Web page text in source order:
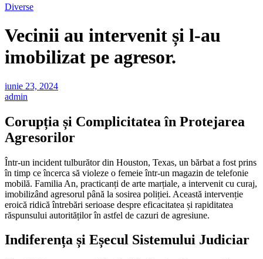
Diverse
Vecinii au intervenit și l-au
imobilizat pe agresor.
iunie 23, 2024
admin
Corupția și Complicitatea în Protejarea
Agresorilor
Într-un incident tulburător din Houston, Texas, un bărbat a fost prins
în timp ce încerca să violeze o femeie într-un magazin de telefonie
mobilă. Familia An, practicanți de arte marțiale, a intervenit cu curaj,
imobilizând agresorul până la sosirea poliției. Această intervenție
eroică ridică întrebări serioase despre eficacitatea și rapiditatea
răspunsului autorităților în astfel de cazuri de agresiune.
Indiferența și Eșecul Sistemului Judiciar